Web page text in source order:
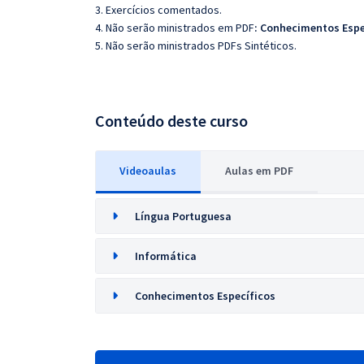
3. Exercícios comentados.
4. Não serão ministrados em PDF: Conhecimentos
5. Não serão ministrados PDFs Sintéticos.
Conteúdo deste curso
Videoaulas Aulas em PDF
Língua Portuguesa
Informática
Conhecimentos Específicos